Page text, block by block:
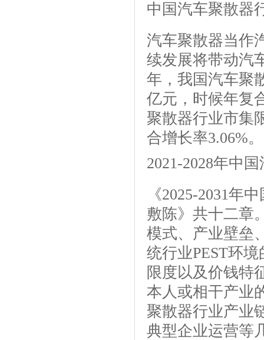
中国汽车聚散器
汽车聚散器当作
续发展将带动汽
年，我国汽车聚
亿元，时候年复
聚散器行业市集
合增长率3.06%。
2021-2028年中
《2025-2031年
敷陈》共十二章
模式、产业壁垒
统行业PEST环
限度以及价钱特
本人或相干产业
聚散器行业产业
典型企业运营等